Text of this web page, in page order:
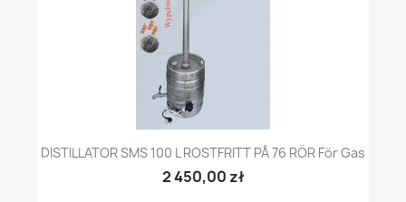
DISTILLATOR SMS 100 L ROSTFRITT PÅ 76 RÖR För Gas
2 450,00 zł